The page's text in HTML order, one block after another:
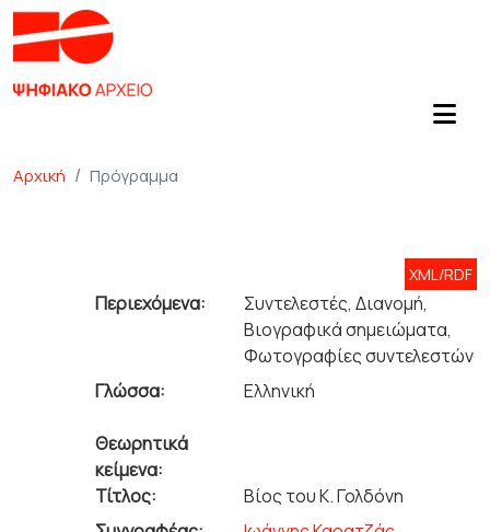
Αρχική Πρόγραμμα
XML/RDF
Περιεχόμενα:
Συντελεστές, Διανομή,
Βιογραφικά σημειώματα,
Φωτογραφίες συντελεστών
Γλώσσα:
Ελληνική
Θεωρητικά
κείμενα:
Τίτλος:
Βίος του Κ. Γολδόνη